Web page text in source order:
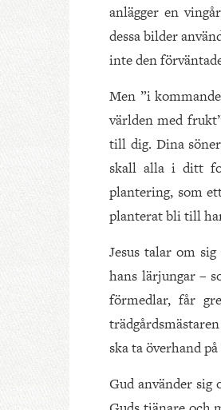
anlägger en
dessa bilder
inte den förväntade
Men ”i
världen med
till dig. Dina
skall alla i ditt
plantering, som
planterat bli till
Jesus talar om
hans lärjungar –
förmedlar, får
ska ta överhand
Gud använder sig